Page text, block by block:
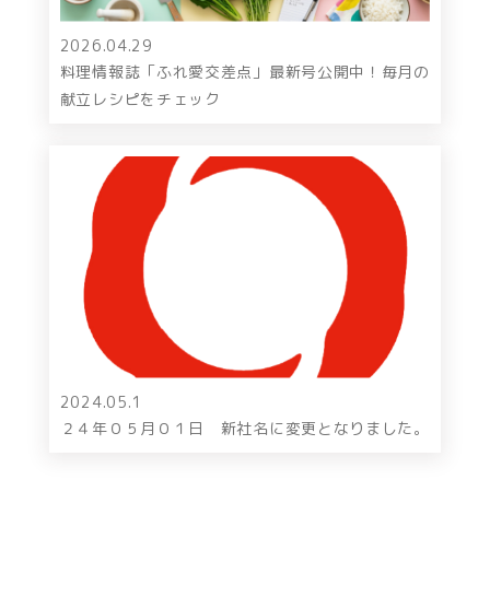
2026.04.29
料理情報誌「ふれ愛交差点」最新号公開中！毎月の
献立レシピをチェック
2024.05.1
２４年０５月０１日 新社名に変更となりました。